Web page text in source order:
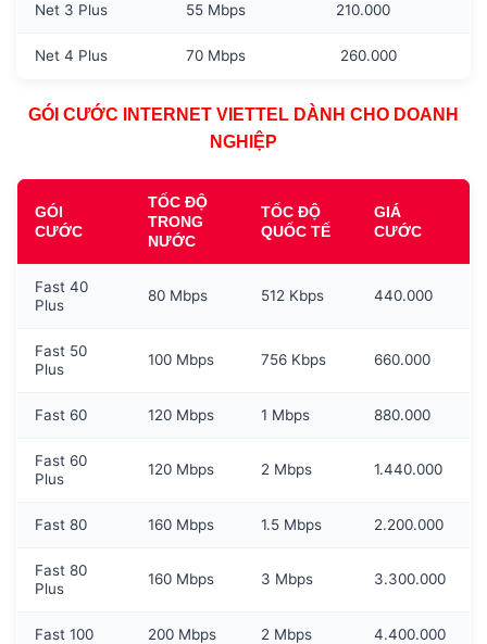
Net 3 Plus 55 Mbps 210.000
Net 4 Plus 70 Mbps 260.000
GÓI CƯỚC INTERNET VIETTEL DÀNH CHO DOANH
NGHIỆP
GÓI
CƯỚC
TỐC ĐỘ
TRONG
NƯỚC
TỐC ĐỘ
QUỐC TẾ
GIÁ
CƯỚC
Fast 40
Plus
80 Mbps 512 Kbps 440.000
Fast 50
Plus
100 Mbps 756 Kbps 660.000
Fast 60 120 Mbps 1 Mbps 880.000
Fast 60
Plus
120 Mbps 2 Mbps 1.440.000
Fast 80 160 Mbps 1.5 Mbps 2.200.000
Fast 80
Plus
160 Mbps 3 Mbps 3.300.000
Fast 100 200 Mbps 2 Mbps 4.400.000